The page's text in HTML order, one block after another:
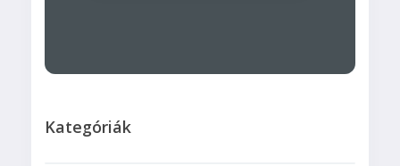
Kategóriák